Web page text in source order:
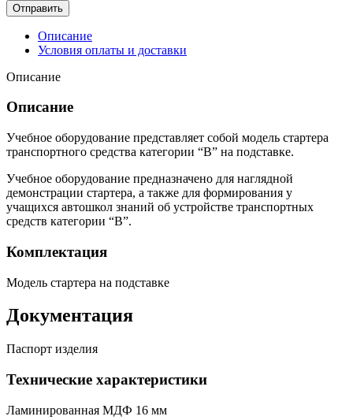
Отправить
Описание
Условия оплаты и доставки
Описание
Описание
Учебное оборудование представляет собой модель стартера
транспортного средства категории “B” на подставке.
Учебное оборудование предназначено для наглядной
демонстрации стартера, а также для формирования у
учащихся автошкол знаний об устройстве транспортных
средств категории “B”.
Комплектация
Модель стартера на подставке
Документация
Паспорт изделия
Технические характеристики
Ламинированная МДФ 16 мм